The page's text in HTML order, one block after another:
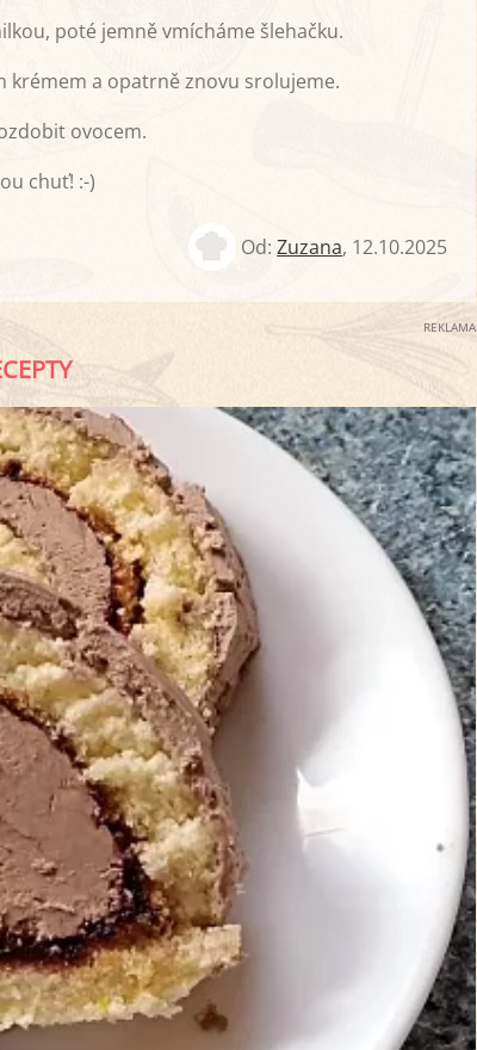
poté jemně vmícháme šlehačku.
a opatrně znovu srolujeme.
ovocem.
chuť! :-)
Od:Zuzana, 12.10.2025
REKLAMA